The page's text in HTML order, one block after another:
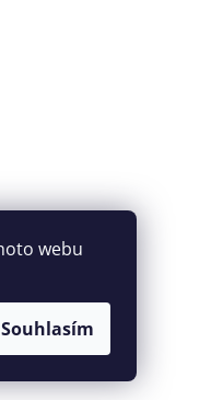
webu
Souhlasím
rozumné